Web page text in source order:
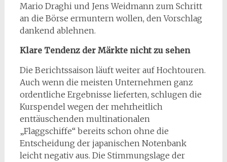
Mario Draghi und Jens Weidmann zum Schritt
an die Börse ermuntern wollen, den Vorschlag
dankend ablehnen.
Klare Tendenz der Märkte nicht zu sehen
Die Berichtssaison läuft weiter auf Hochtouren.
Auch wenn die meisten Unternehmen ganz
ordentliche Ergebnisse lieferten, schlugen die
Kurspendel wegen der mehrheitlich
enttäuschenden multinationalen
„Flaggschiffe“ bereits schon ohne die
Entscheidung der japanischen Notenbank
leicht negativ aus. Die Stimmungslage der